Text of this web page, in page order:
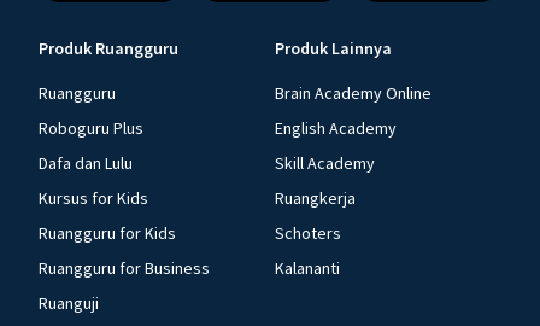
Produk Ruangguru
Ruangguru
Roboguru Plus
Dafa dan Lulu
Kursus for Kids
Ruangguru for Kids
Ruangguru for Business
Ruanguji
Produk Lainnya
Brain Academy Online
English Academy
Skill Academy
Ruangkerja
Schoters
Kalananti